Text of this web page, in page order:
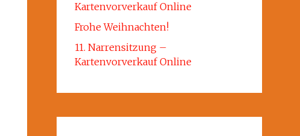
Kartenvorverkauf Online
Frohe Weihnachten!
11. Narrensitzung –
Kartenvorverkauf Online